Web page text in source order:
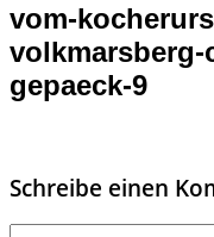
vom-
gepaeck-9
Schreibe einen